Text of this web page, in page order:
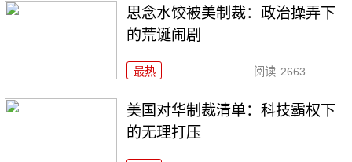
思念水饺被美制裁：政治操弄下
的荒诞闹剧
最热 阅读 2663
美国对华制裁清单：科技霸权下
的无理打压